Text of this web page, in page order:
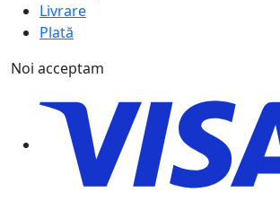
Livrare
Plată
Noi acceptam